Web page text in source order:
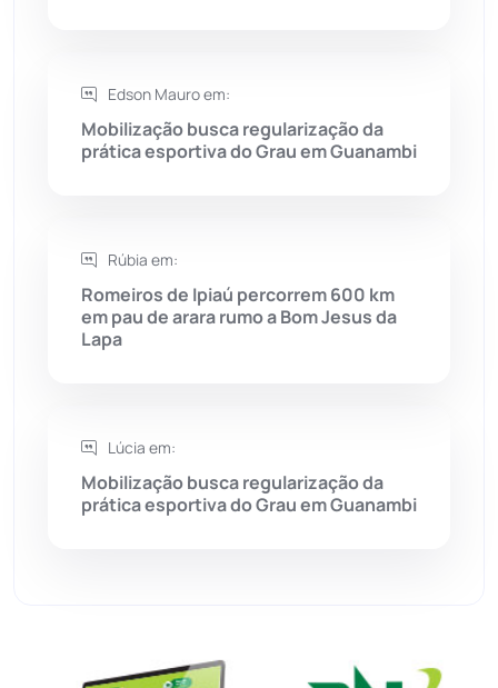
Sebastião Laranjeiras
Sudoeste Baiano
Tanhaçu (426)
Tecnologia
Urandi (157)
Edson Mauro em:
Mobilização busca regularização da
prática esportiva do Grau em Guanambi
Rúbia em:
Romeiros de Ipiaú percorrem 600 km
em pau de arara rumo a Bom Jesus da
Lapa
Lúcia em:
Mobilização busca regularização da
prática esportiva do Grau em Guanambi